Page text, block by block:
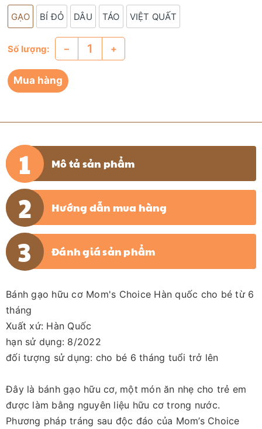
GẠO BÍ ĐỎ DÂU TÁO VIỆT QUẤT
Số lượng: – +
Mua hàng
Mô tả sản phẩm
Hướng dẫn mua hàng
Đánh giá sản phẩm
Bánh gạo hữu cơ Mom's Choice Hàn quốc cho bé từ 6
tháng
Xuất xứ: Hàn Quốc
hạn sử dụng: 8/2022
đối tượng sử dụng: cho bé 6 tháng tuổi trở lên
Đây là bánh gạo hữu cơ, một món ăn nhẹ cho trẻ em
được làm bằng nguyên liệu hữu cơ trong nước.
Phương pháp tráng sau độc đáo của Mom’s Choice